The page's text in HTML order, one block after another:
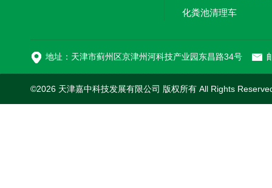
化粪池清理车
地址：天津市蓟州区京津州河科技产业园东昌路34号
©2026 天津嘉中科技发展有限公司 版权所有 All Rights